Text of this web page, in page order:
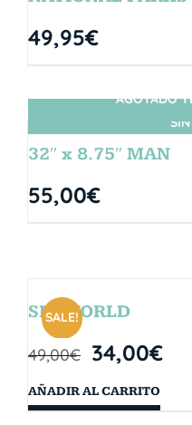
49,95€
AGOTADO
32″ x 8.75″ MAN
55,00€
SALE!
SEAWORLD
49,00€ 34,00€
AÑADIR AL CARRITO